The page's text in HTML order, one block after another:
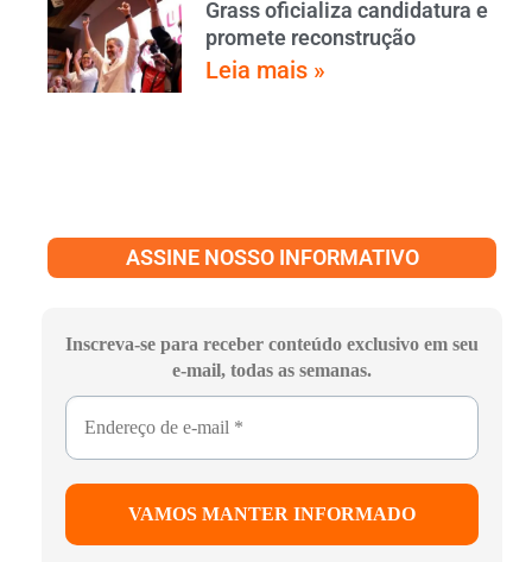
Grass oficializa candidatura e
promete reconstrução
Leia mais »
ASSINE NOSSO INFORMATIVO
Inscreva-se para receber conteúdo exclusivo em seu
e-mail, todas as semanas.